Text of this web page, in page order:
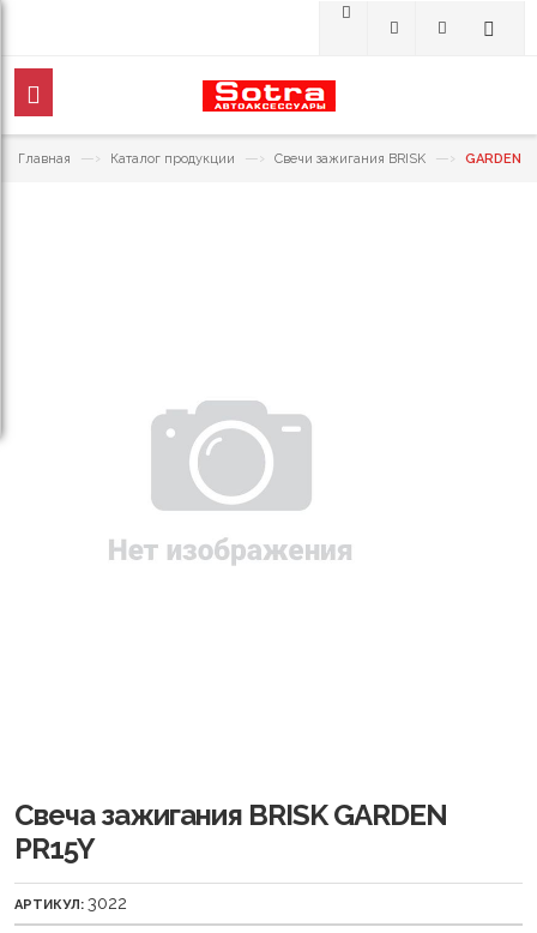
Главная —› Каталог продукции —› Свечи зажигания BRISK —› GARDEN
Свеча зажигания BRISK GARDEN
PR15Y
АРТИКУЛ: 3022